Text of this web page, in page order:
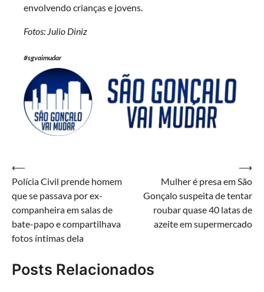
envolvendo crianças e jovens.
Fotos: Julio Diniz
#sgvaimudar
Navegação
de
Post
⟵
Polícia Civil prende homem
que se passava por ex-
companheira em salas de
bate-papo e compartilhava
fotos íntimas dela
Mulher é presa em São
Gonçalo suspeita de tentar
roubar quase 40 latas de
azeite em supermercado
⟶
Posts Relacionados